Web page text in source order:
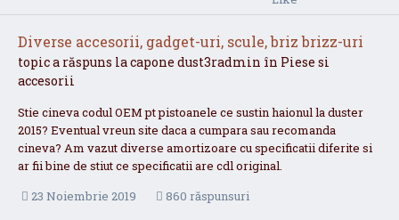
Diverse accesorii, gadget-uri, scule, briz brizz-uri
topic a răspuns lacapone dust3radmin în Piese si
accesorii
Stie cineva codul OEM pt pistoanele ce sustin haionul la duster
2015? Eventual vreun site daca a cumpara sau recomanda
cineva? Am vazut diverse amortizoare cu specificatii diferite si
ar fii bine de stiut ce specificatii are cdl original.
23 Noiembrie 2019
860 răspunsuri